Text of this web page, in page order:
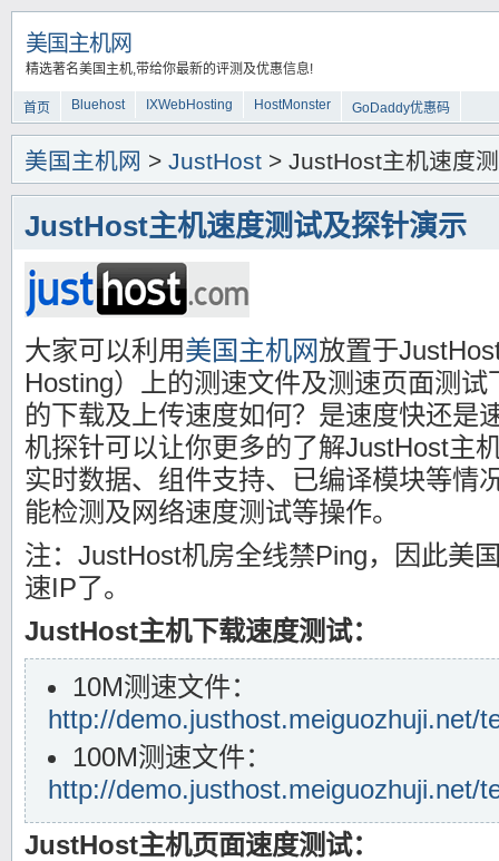
美国主机网
精选著名美国主机,带给你最新的评测及优惠信息!
首页 Bluehost IXWebHosting HostMonster GoDaddy优惠码
美国主机网 > JustHost > JustHost主机速度
JustHost主机速度测试及探针演示
大家可以利用美国主机网放置于
Hosting）上的测速文件及测速页面测试
的下载及上传速度如何？是速度快还是
机探针可以让你更多的了解JustHost主
实时数据、组件支持、已编译模块等情
能检测及网络速度测试等操作。
注：JustHost机房全线禁Ping，因此美
速IP了。
JustHost主机下载速度测试：
10M测速文件：
http://demo.justhost.meiguozhuji.net/
100M测速文件：
http://demo.justhost.meiguozhuji.net/
JustHost主机页面速度测试：